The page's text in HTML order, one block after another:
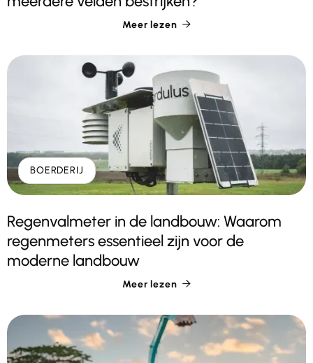
Meer lezen 
BOERDERIJ
Regenvalmeter in de landbouw: Waarom
regenmeters essentieel zijn voor de
moderne landbouw
Meer lezen 